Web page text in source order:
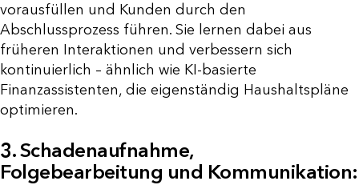
vorausfüllen und Kunden durch den
Abschlussprozess führen. Sie lernen dabei aus
früheren Interaktionen und verbessern sich
kontinuierlich – ähnlich wie KI-basierte
Finanzassistenten, die eigenständig Haushaltspläne
optimieren.
3. Schadenaufnahme,
Folgebearbeitung und Kommunikation: